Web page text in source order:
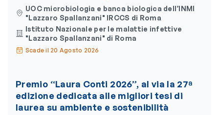
UOC microbiologia e banca biologica dell’INMI
"Lazzaro Spallanzani" IRCCS di Roma
Istituto Nazionale per le malattie infettive
"Lazzaro Spallanzani" di Roma
Scade il 20 Agosto 2026
Premio “Laura Conti 2026”, al via la 27ª
edizione dedicata alle migliori tesi di
laurea su ambiente e sostenibilità